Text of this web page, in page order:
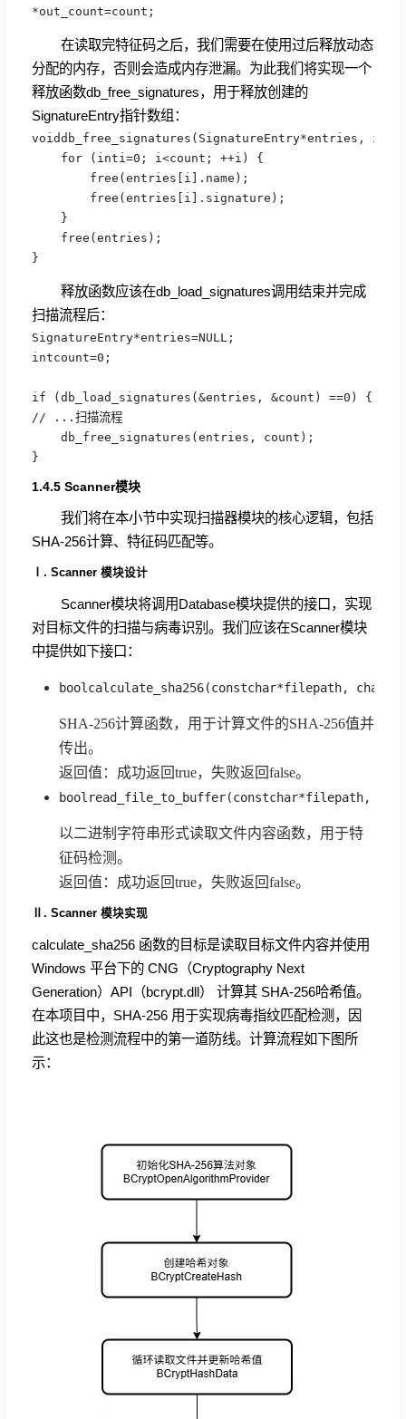
*out_count=count;
在读取完特征码之后，我们需要在使用过后释放动态
分配的内存，否则会造成内存泄漏。为此我们将实现一个
释放函数db_free_signatures，用于释放创建的
SignatureEntry指针数组：
voiddb_free_signatures(SignatureEntry*entries,
for (inti=0; i<count; ++i) {
free(entries[i].name);
free(entries[i].signature);
}
free(entries);
}
释放函数应该在db_load_signatures调用结束并完成
扫描流程后：
SignatureEntry*entries=NULL;
intcount=0;
if (db_load_signatures(&entries, &count) ==0) {
// ...扫描流程
db_free_signatures(entries, count);
}
1.4.5 Scanner模块
我们将在本小节中实现扫描器模块的核心逻辑，包括
SHA-256计算、特征码匹配等。
Ⅰ. Scanner 模块设计
Scanner模块将调用Database模块提供的接口，实现
对目标文件的扫描与病毒识别。我们应该在Scanner模块
中提供如下接口：
boolcalculate_sha256(constchar*filepath,
SHA-256计算函数，用于计算文件的SHA-256值并
传出。
返回值：成功返回true，失败返回false。
boolread_file_to_buffer(constchar*filepath,
以二进制字符串形式读取文件内容函数，用于特
征码检测。
返回值：成功返回true，失败返回false。
Ⅱ. Scanner 模块实现
calculate_sha256 函数的目标是读取目标文件内容并使用
Windows 平台下的 CNG（Cryptography Next
Generation）API（bcrypt.dll） 计算其 SHA-256哈希值。
在本项目中，SHA-256 用于实现病毒指纹匹配检测，因
此这也是检测流程中的第一道防线。计算流程如下图所
示：